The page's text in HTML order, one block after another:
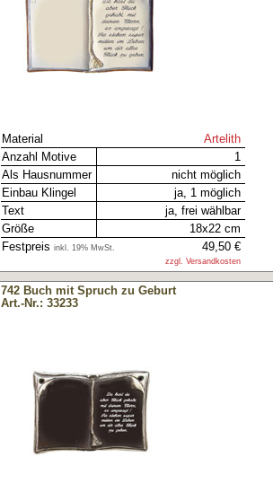
Material
Artelith
Anzahl Motive
1
Als Hausnummer
nicht möglich
Einbau Klingel
ja, 1 möglich
Text
ja, frei wählbar
Größe
18x22 cm
Festpreis inkl. 19% MwSt. 49,50 €
zzgl. Versandkosten
742 Buch mit Spruch zu Geburt
Art.-Nr.: 33233